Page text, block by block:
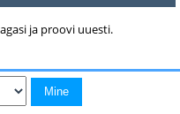
ja proovi uuesti.